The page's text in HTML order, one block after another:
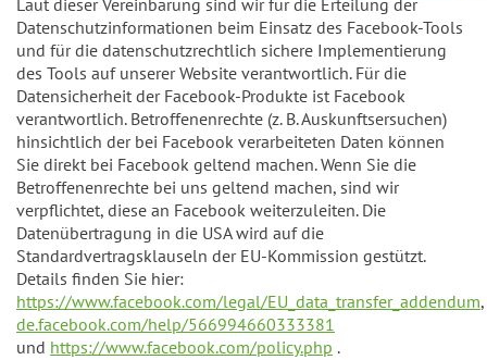
Laut dieser Vereinbarung sind wir für die Erteilung der
Datenschutzinformationen beim Einsatz des Facebook-Tools
und für die datenschutzrechtlich sichere Implementierung
des Tools auf unserer Website verantwortlich. Für die
Datensicherheit der Facebook-Produkte ist Facebook
verantwortlich. Betroffenenrechte (z. B. Auskunftsersuchen)
hinsichtlich der bei Facebook verarbeiteten Daten können
Sie direkt bei Facebook geltend machen. Wenn Sie die
Betroffenenrechte bei uns geltend machen, sind wir
verpflichtet, diese an Facebook weiterzuleiten. Die
Datenübertragung in die USA wird auf die
Standardvertragsklauseln der EU-Kommission gestützt.
Details finden Sie hier:
https://www.facebook.com/legal/EU_data_transfer_addendum,
de.facebook.com/help/566994660333381
und https://www.facebook.com/policy.php .